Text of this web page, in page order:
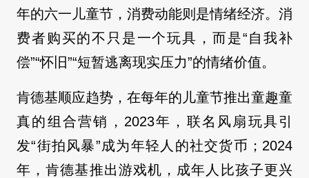
年的六一儿童节，消费动能则是情绪经济。消
费者购买的不只是一个玩具，而是“自我补
偿”“怀旧”“短暂逃离现实压力”的情绪价值。
肯德基顺应趋势，在每年的儿童节推出童趣童
真的组合营销，2023年，联名风扇玩具引
发“街拍风暴”成为年轻人的社交货币；2024
年，肯德基推出游戏机，成年人比孩子更兴